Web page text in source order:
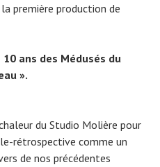
première production de
ans des Médusés du
».
du Studio Molière pour
rétrospective comme un
de nos précédentes